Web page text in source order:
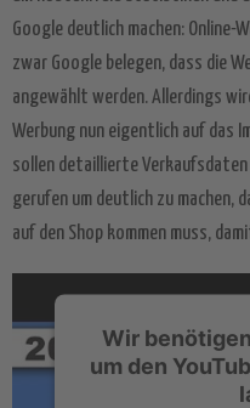
Google deutlich machen: Online-
zwar Google belegen, dass die
angewählt werden. Allerdings
Werbung nun eigentlich auf das
sollen detaillierte
gerufen um deutlich zu machen,
auf den Shop kommen muss,
Wir
um den